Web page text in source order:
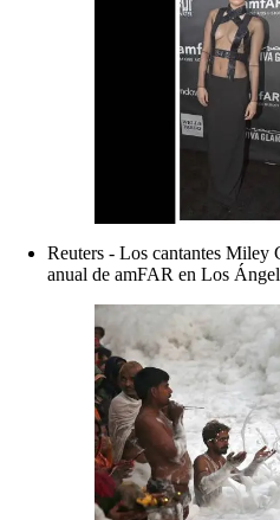
Reuters - Los cantantes Miley
anual de amFAR en Los